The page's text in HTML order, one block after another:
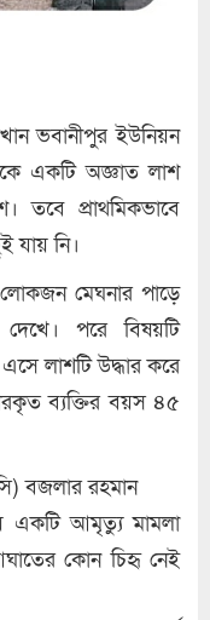
ভবানীপুর ইউনিয়ন
একটি অজ্ঞাত লাশ
তবে প্রাথমিকভাবে
যায় নি।
লোকজন মেঘনার পাড়ে
পরে বিষয়টি
লাশটি উদ্ধার করে
ব্যক্তির বয়স ৪৫
বজলার রহমান
একটি আমৃত্যু মামলা
কোন চিহৃ নেই